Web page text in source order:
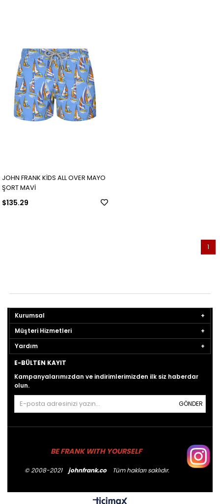
JOHN FRANK KİDS ALL OVER MAYO
ŞORT MAVİ
$135.29
1
Kurumsal
Müşteri Hizmetleri
Yardım
E-BÜLTEN KAYIT
Kampanyalarımızdan ve indirimlerimizden ilk siz haberdar
olun.
GÖNDER
BE FRANK WITH YOURSELF
© 2008-2021 johnfrank.co Tüm hakları saklıdır.